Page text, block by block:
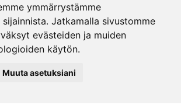
ymmärrystämme
Jatkamalla sivustomme
evästeiden ja muiden
käytön.
Muuta asetuksiani